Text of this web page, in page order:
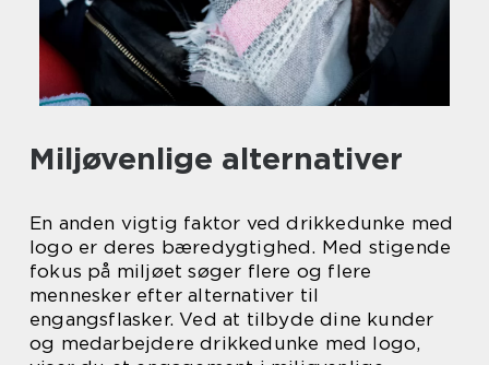
Miljøvenlige alternativer
En anden vigtig faktor ved drikkedunke med
logo er deres bæredygtighed. Med stigende
fokus på miljøet søger flere og flere
mennesker efter alternativer til
engangsflasker. Ved at tilbyde dine kunder
og medarbejdere drikkedunke med logo,